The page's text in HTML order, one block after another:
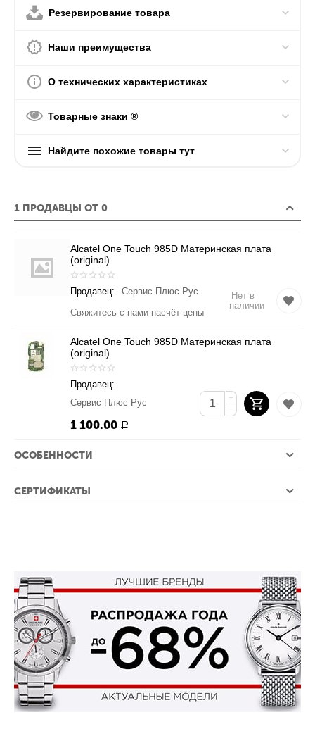
Резервирование товара
Наши преимущества
О технических характеристиках
Товарные знаки ®
Найдите похожие товары тут
1 ПРОДАВЦЫ ОТ 0
Alcatel One Touch 985D Материнская плата
(original)
Продавец:
Сервис Плюс Рус
Свяжитесь с нами насчёт цены
Нет в
наличии
Alcatel One Touch 985D Материнская плата
(original)
Продавец:
Сервис Плюс Рус
1 100.00 Р
+
−
ОСОБЕННОСТИ
СЕРТИФИКАТЫ